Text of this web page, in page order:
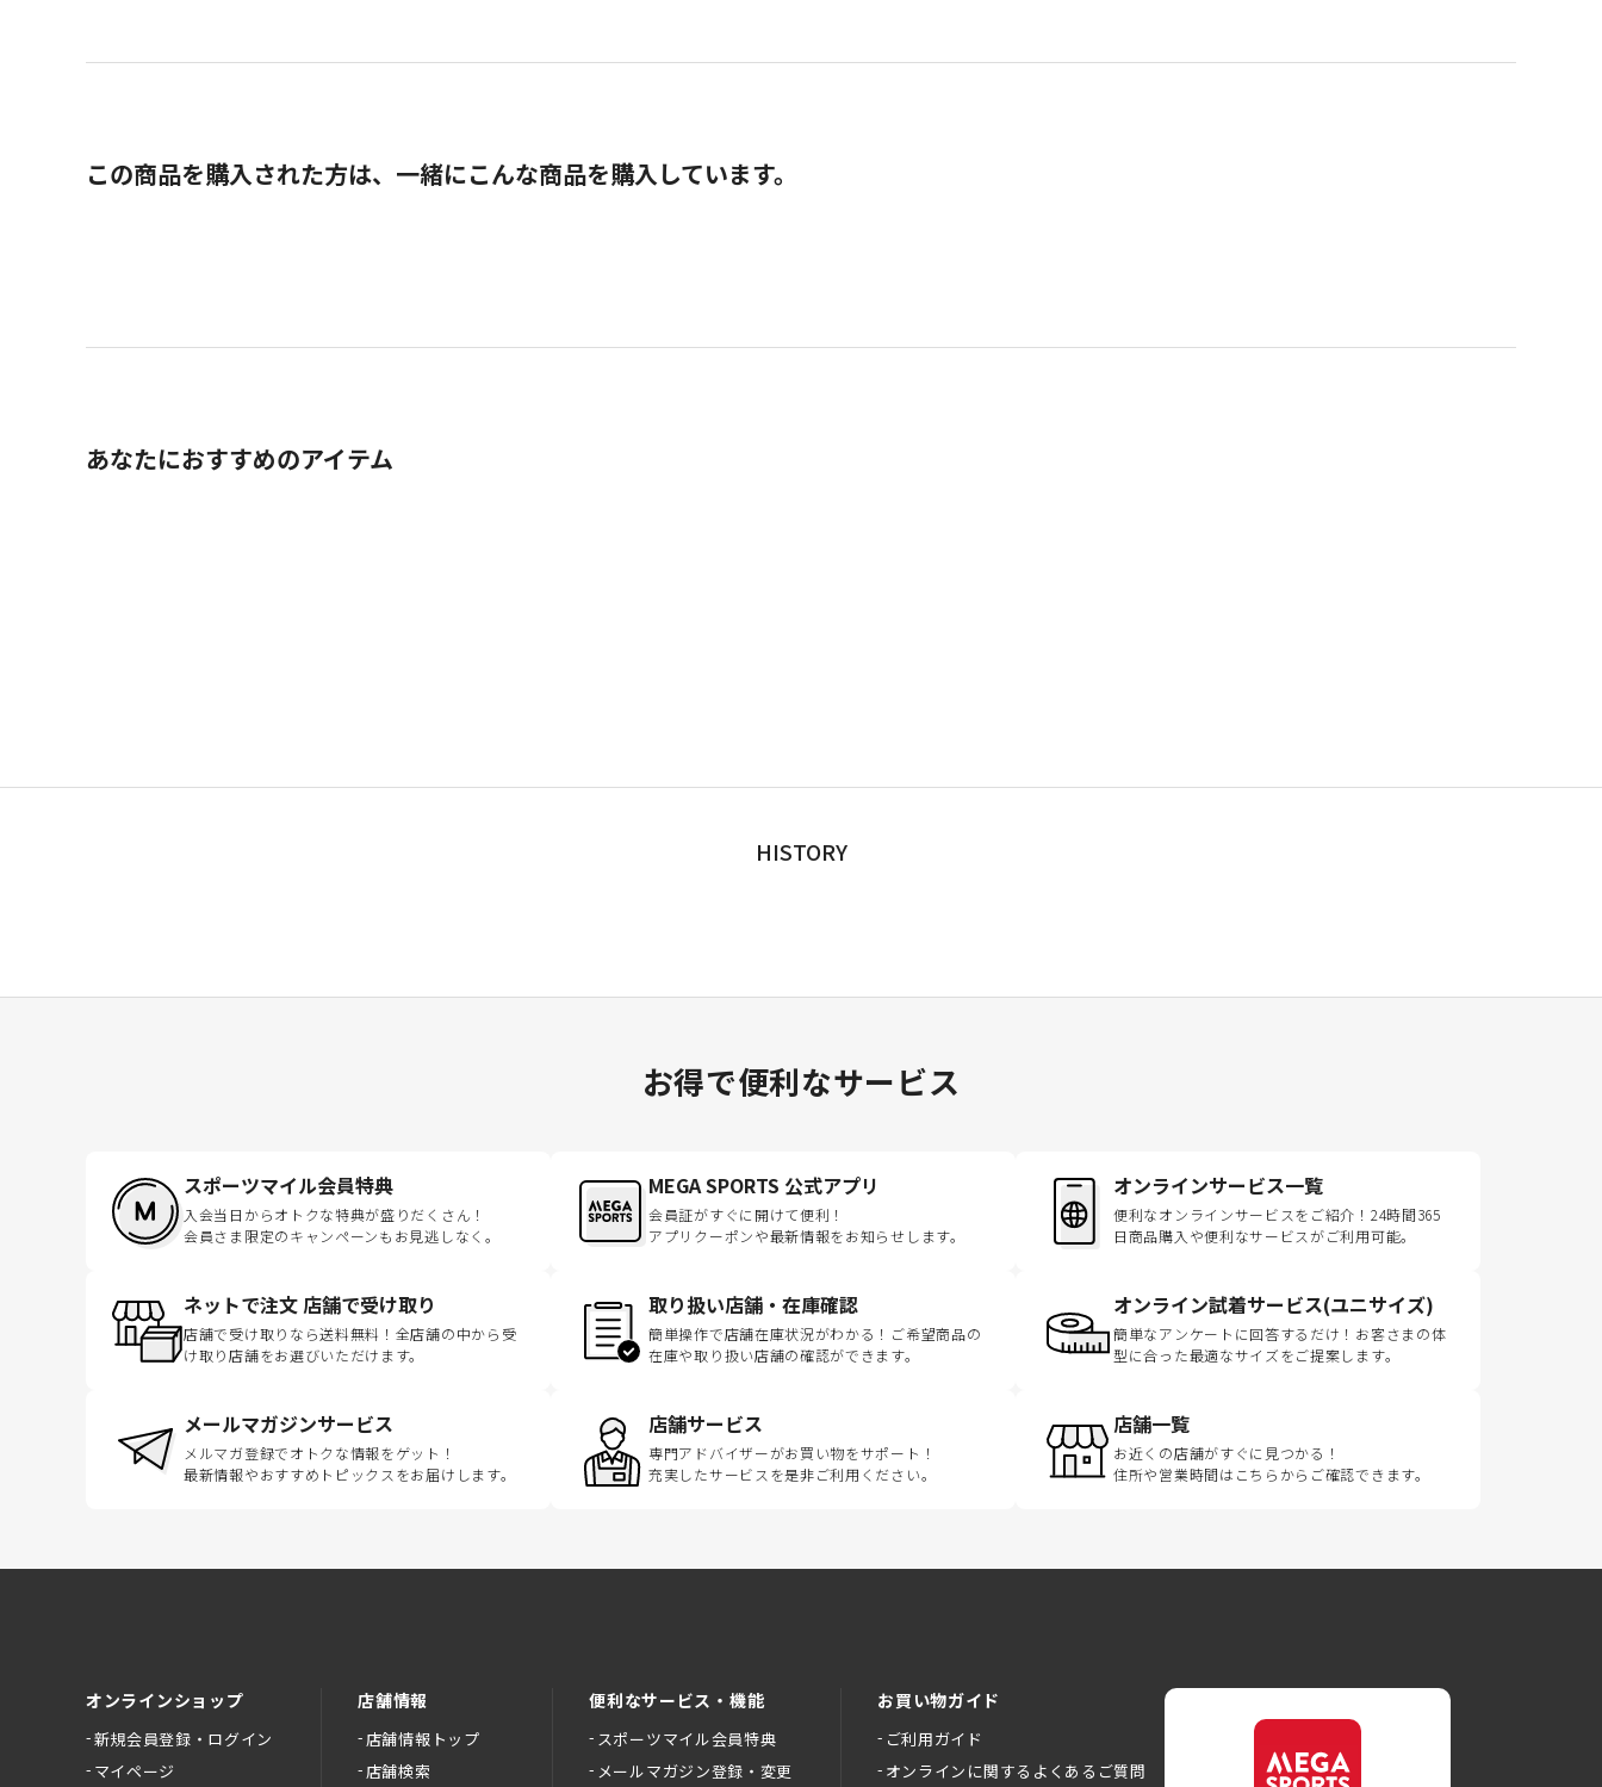
この商品を購入された方は、一緒にこんな商品を購入しています。
あなたにおすすめのアイテム
HISTORY
お得で便利なサービス
スポーツマイル会員特典
入会当日からオトクな特典が盛りだくさん！
会員さま限定のキャンペーンもお見逃しなく。
MEGA SPORTS 公式アプリ
会員証がすぐに開けて便利！
アプリクーポンや最新情報をお知らせします。
オンラインサービス一覧
便利なオンラインサービスをご紹介！24時間365
日商品購入や便利なサービスがご利用可能。
ネットで注文 店舗で受け取り
店舗で受け取りなら送料無料！全店舗の中から受
け取り店舗をお選びいただけます。
取り扱い店舗・在庫確認
簡単操作で店舗在庫状況がわかる！ご希望商品の
在庫や取り扱い店舗の確認ができます。
オンライン試着サービス(ユニサイズ)
簡単なアンケートに回答するだけ！お客さまの体
型に合った最適なサイズをご提案します。
メールマガジンサービス
メルマガ登録でオトクな情報をゲット！
最新情報やおすすめトピックスをお届けします。
店舗サービス
専門アドバイザーがお買い物をサポート！
充実したサービスを是非ご利用ください。
店舗一覧
お近くの店舗がすぐに見つかる！
住所や営業時間はこちらからご確認できます。
オンラインショップ
新規会員登録・ログイン
マイページ
店舗情報
店舗情報トップ
店舗検索
便利なサービス・機能
スポーツマイル会員特典
メールマガジン登録・変更
お買い物ガイド
ご利用ガイド
オンラインに関するよくあるご質問